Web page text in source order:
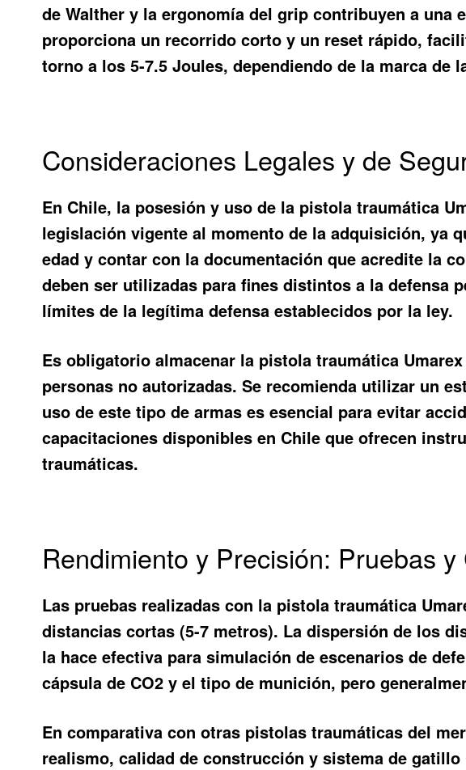
de Walther y la ergonomía del grip contribuyen a una
proporciona un recorrido corto y un reset rápido,
torno a los 5-7.5 Joules, dependiendo de la marca
Consideraciones Legales y de
En Chile, la posesión y uso de la pistola traumática
legislación vigente al momento de la adquisición, ya
edad y contar con la documentación que acredite la
deben ser utilizadas para fines distintos a la defensa
límites de la legítima defensa establecidos por la ley.
Es obligatorio almacenar la pistola traumática
personas no autorizadas. Se recomienda utilizar un
uso de este tipo de armas es esencial para evitar
capacitaciones disponibles en Chile que ofrecen
traumáticas.
Rendimiento y Precisión: Pruebas
Las pruebas realizadas con la pistola traumática
distancias cortas (5-7 metros). La dispersión de los
la hace efectiva para simulación de escenarios de
cápsula de CO2 y el tipo de munición, pero
En comparativa con otras pistolas traumáticas del
realismo, calidad de construcción y sistema de